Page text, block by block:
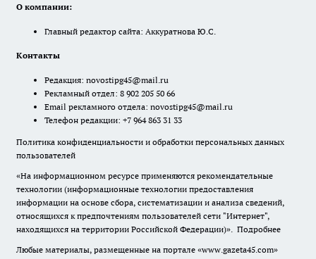
О компании:
Главный редактор сайта: Аккуратнова Ю.С.
Контакты
Редакция: novostipg45@mail.ru
Рекламный отдел: 8 902 205 50 66
Email рекламного отдела: novostipg45@mail.ru
Телефон редакции: +7 964 863 31 33
Политика конфиденциальности и обработки персональных данных
пользователей
«На информационном ресурсе применяются рекомендательные
технологии (информационные технологии предоставления
информации на основе сбора, систематизации и анализа сведений,
относящихся к предпочтениям пользователей сети "Интернет",
находящихся на территории Российской Федерации)». Подробнее
Любые материалы, размещенные на портале «www.gazeta45.com»